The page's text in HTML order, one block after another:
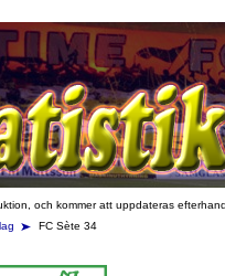
och kommer att uppdateras
FC Sète 34